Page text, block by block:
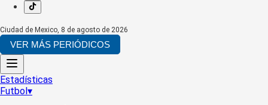
Ciudad de Mexico, 8 de agosto de 2026
VER MÁS PERIÓDICOS
Estadísticas
Futbol▾